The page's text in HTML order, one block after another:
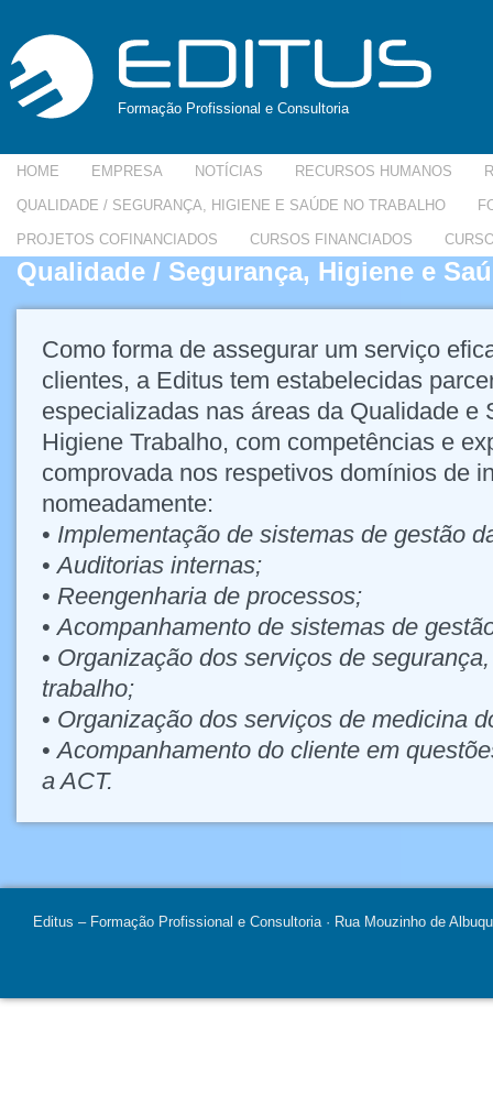
Formação Profissional e Consultoria
HOME EMPRESA NOTÍCIAS RECURSOS HUMANOS
QUALIDADE / SEGURANÇA, HIGIENE E SAÚDE NO TRABALHO
PROJETOS COFINANCIADOS CURSOS FINANCIADOS
Qualidade / Segurança, Higiene e
Como forma de assegurar um serviço
clientes, a Editus tem estabelecidas
especializadas nas áreas da Qualidade e
Higiene Trabalho, com competências e
comprovada nos respetivos domínios de
nomeadamente:
• Implementação de sistemas de gestão
•Auditorias internas;
• Reengenharia de processos;
•Acompanhamento de sistemas de
• Organização dos serviços de
trabalho;
• Organização dos serviços de medicina
•Acompanhamento do cliente em
a ACT.
Editus – Formação Profissional e Consultoria · Rua Mouzinho de